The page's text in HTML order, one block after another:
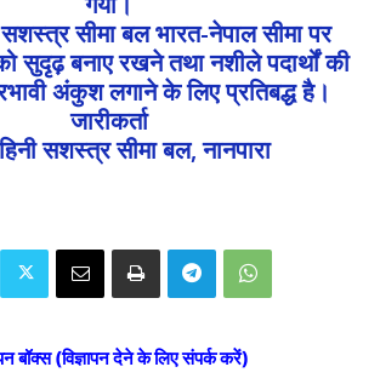
सशस्त्र सीमा बल भारत-नेपाल सीमा पर
सुदृढ़ बनाए रखने तथा नशीले पदार्थों की
अंकुश लगाने के लिए प्रतिबद्ध है।
जारीकर्ता
सशस्त्र सीमा बल, नानपारा
बॉक्स (विज्ञापन देने के लिए संपर्क करें)